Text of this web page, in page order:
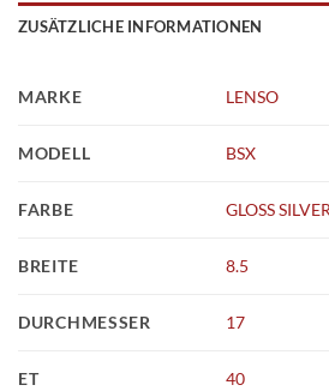
ZUSÄTZLICHE INFORMATIONEN
MARKE LENSO
MODELL BSX
FARBE GLOSS
BREITE 8.5
DURCHMESSER 17
ET 40